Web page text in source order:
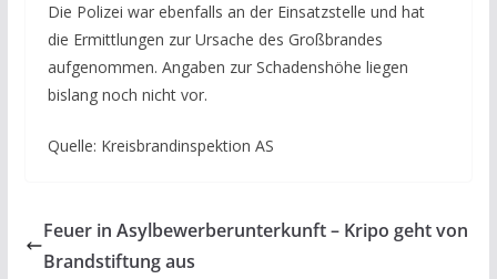
Die Polizei war ebenfalls an der Einsatzstelle und hat
die Ermittlungen zur Ursache des Großbrandes
aufgenommen. Angaben zur Schadenshöhe liegen
bislang noch nicht vor.
Quelle: Kreisbrandinspektion AS
Feuer in Asylbewerberunterkunft – Kripo geht von
Brandstiftung aus